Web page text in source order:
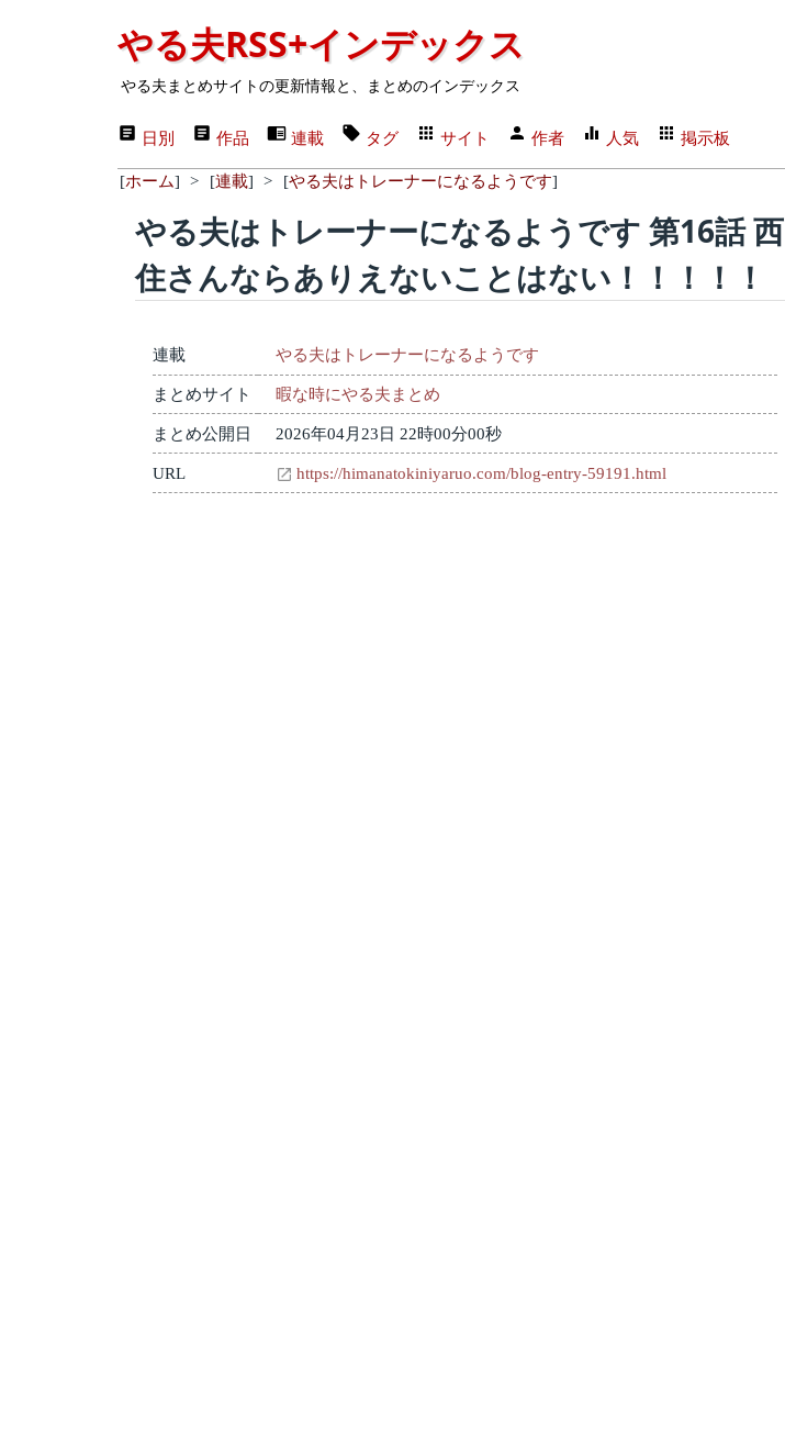
やる夫RSS+インデックス
やる夫まとめサイトの更新情報と、まとめのインデックス
日別 作品 連載 タグ サイト 作者 人気 掲示板
[ホーム] > [連載] > [やる夫はトレーナーになるようです]
やる夫はトレーナーになるようです 第16話 西
住さんならありえないことはない！！！！！
連載 やる夫はトレーナーになるようです
まとめサイト 暇な時にやる夫まとめ
まとめ公開日 2026年04月23日 22時00分00秒
URL https://himanatokiniyaruo.com/blog-entry-59191.html